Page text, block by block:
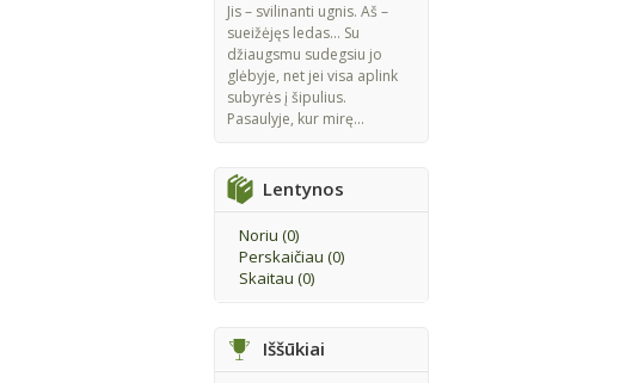
Jis – svilinanti ugnis. Aš –
sueižėjęs ledas... Su
džiaugsmu sudegsiu jo
glėbyje, net jei visa aplink
subyrės į šipulius.
Pasaulyje, kur mirę...
Lentynos
Noriu (0)
Perskaičiau (0)
Skaitau (0)
Iššūkiai